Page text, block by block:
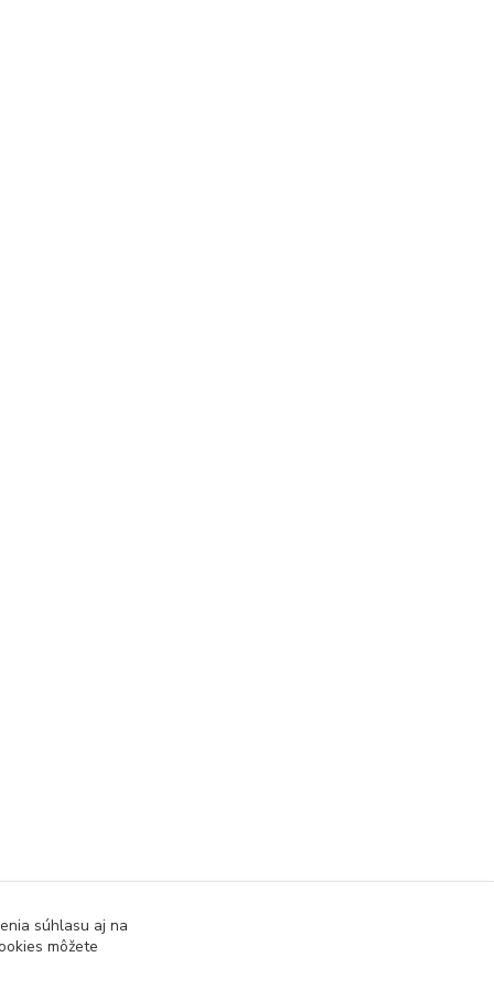
súhlasu aj na
môžete